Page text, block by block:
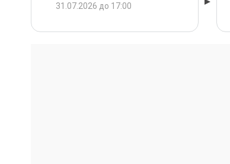
31.07.2026 до 17:00